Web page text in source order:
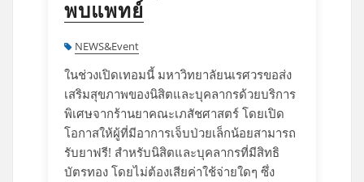
พบแพทย์
NEWS&Event
ในช่วงเปิดเทอมนี้ มหาวิทยาลัยนเรศวรขอส่ง
เสริมสุขภาพของนิสิตและบุคลากรด้วยบริการ
พิเศษจากร้านยาคณะเภสัชศาสตร์ โดยเปิด
โอกาสให้ผู้ที่มีอาการเจ็บป่วยเล็กน้อยสามารถ
รับยาฟรี! สำหรับนิสิตและบุคลากรที่มีสิทธิ
บัตรทอง โดยไม่ต้องเสียค่าใช้จ่ายใดๆ ซึ่ง